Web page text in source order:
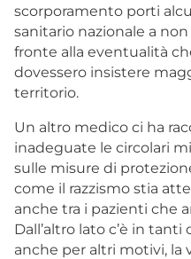
scorporamento porti
sanitario nazionale a
fronte alla eventualità
dovessero insistere
territorio.
Un altro medico ci ha
inadeguate le circolari
sulle misure di
come il razzismo stia
anche tra i pazienti che
Dall’altro lato c’è in tanti
anche per altri motivi, la